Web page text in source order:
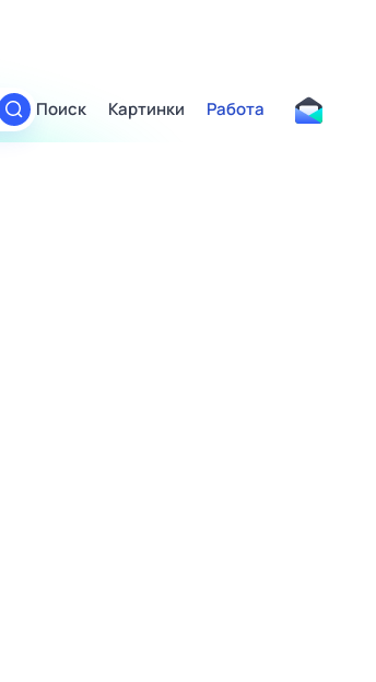
Поиск Картинки Работа